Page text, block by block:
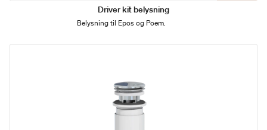
Driver kit belysning
Belysning til Epos og Poem.